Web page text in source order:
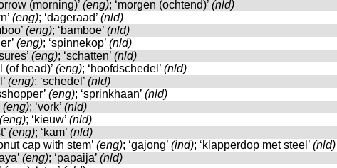
(morning)’ (eng); ‘morgen (ochtend)’ (nld)
(eng); ‘dageraad’ (nld)
(eng); ‘bamboe’ (nld)
(eng); ‘spinnekop’ (nld)
(eng); ‘schatten’ (nld)
(of head)’ (eng); ‘hoofdschedel’ (nld)
(eng); ‘schedel’ (nld)
(eng); ‘sprinkhaan’ (nld)
(eng); ‘vork’ (nld)
(eng); ‘kieuw’ (nld)
(eng); ‘kam’ (nld)
cap with stem’ (eng); ‘gajong’ (ind); ‘klapperdop met steel’ (nld)
(eng); ‘papaija’ (nld)